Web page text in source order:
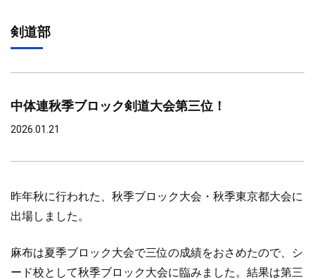
剣道部
中体連秋季ブロック剣道大会第三位！
2026.01.21
昨年秋に行われた、秋季ブロック大会・秋季東京都大会に
出場しました。
麻布は夏季ブロック大会で三位の成績をおさめたので、シ
ード校として秋季ブロック大会に臨みました。結果は第三